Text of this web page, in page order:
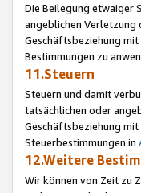
Die Beilegung etwaiger
angeblichen Verletzung
Geschäftsbeziehung
Bestimmungen zu
11.Steuern
Steuern und damit
tatsächlichen oder
Geschäftsbeziehung
Steuerbestimmungen in
12.Weitere
Wir können von Zeit zu